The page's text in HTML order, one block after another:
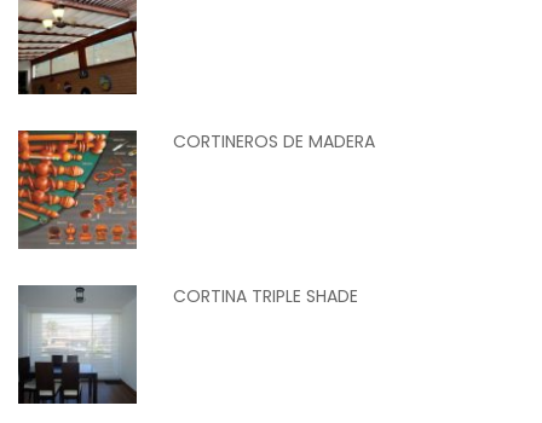
CORTINEROS DE MADERA
CORTINA TRIPLE SHADE